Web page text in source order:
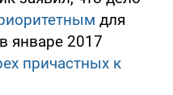
для
январе 2017
причастных к